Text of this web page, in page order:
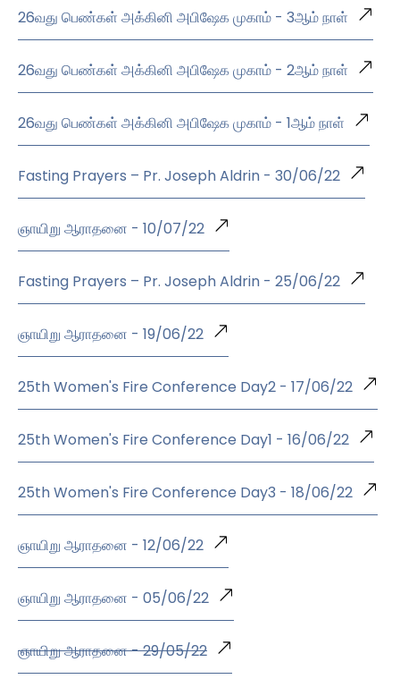
26வது பெண்கள் அக்கினி அபிஷேக முகாம் - 3ஆம் நாள்
26வது பெண்கள் அக்கினி அபிஷேக முகாம் - 2ஆம் நாள்
26வது பெண்கள் அக்கினி அபிஷேக முகாம் - 1ஆம் நாள்
Fasting Prayers – Pr. Joseph Aldrin - 30/06/22
ஞாயிறு ஆராதனை - 10/07/22
Fasting Prayers – Pr. Joseph Aldrin - 25/06/22
ஞாயிறு ஆராதனை - 19/06/22
25th Women's Fire Conference Day2 - 17/06/22
25th Women's Fire Conference Day1 - 16/06/22
25th Women's Fire Conference Day3 - 18/06/22
ஞாயிறு ஆராதனை - 12/06/22
ஞாயிறு ஆராதனை - 05/06/22
ஞாயிறு ஆராதனை - 29/05/22